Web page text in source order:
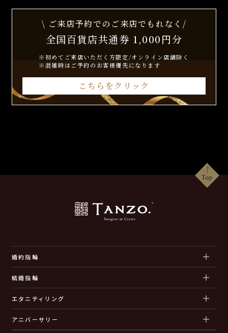
\ ご来店予約でのご来店でもれなく/
全国百貨店共通券 1,000円分
※初めてご来店いただく方限定/オンライン店舗除く
※混雑時はご予約のお客様優先になります
こちらをクリック
婚約指輪
結婚指輪
エタニティリング
アニバーサリー